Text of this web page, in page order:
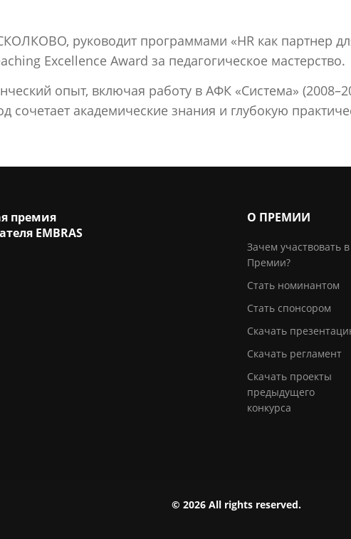
руководит программами «HR как партнер
Excellence Award за педагогическое мастерство.
опыт, включая работу в АФК «Система»
сочетает академические знания и глубокую
премия
EMBRAS
О ПРЕМИИ
Зачем участвовать в
Премии?
Стать номинантом
Стать спонсором
Скачать
Скачать регламент
Скачать проекты
предыдущего
конкурса
© 2026 All rights reserved.